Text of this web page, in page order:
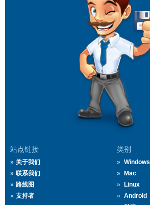
站点链接
关于我们
联系我们
路线图
支持者
类别
Windows
Mac
Linux
Android